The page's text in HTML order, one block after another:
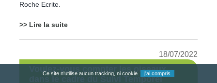
Roche Ecrite.
>> Lire la suite
18/07/2022
Voulez-vous compter les oiseaux
dans le cadre du Suivi Temporel
Ce site n'utilise aucun tracking, ni cookie. j'ai compris